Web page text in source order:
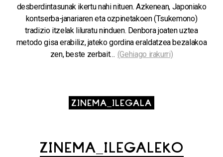
desberdintasunak ikertu nahi nituen. Azkenean, Japoniako
kontserba-janariaren eta ozpinetakoen (Tsukemono)
tradizio itzelak liluratu ninduen. Denbora joaten uztea
metodo gisa erabiliz, jateko gordina eraldatzea bezalakoa
zen, beste zerbait… (Gehiago irakurri)
ZINEMA_ILEGALA
ZINEMA_ILEGALEKO